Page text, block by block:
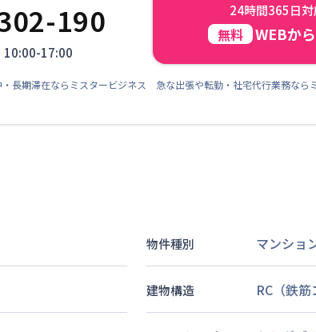
190
17:00
24時間365日
無料 WEBか
長期滞在ならミスタービジネス 急な出張や転勤・社宅代行業務なら
物件種別 マンショ
建物構造 RC（鉄